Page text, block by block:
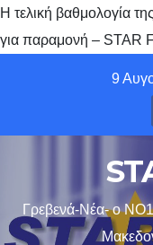
Η τελική βαθμολογία
για παραμονή – STAR
9
Γρεβενά-Νέα- ο ΝΟ1